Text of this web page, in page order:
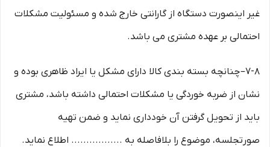
غیر اینصورت دستگاه از گارانتی خارج شده و مسئولیت مشکلات
احتمالی بر عهده مشتری می باشد.
۷-۸– چنانچه بسته بندی کالا دارای مشکل یا ایراد ظاهری بوده و
نشان از ضربه خوردگی یا مشکلات احتمالی داشته باشد، مشتری
باید از تحویل گرفتن آن خودداری نماید و ضمن تهیه
صورتجلسه، موضوع را بلافاصله به ................. اطلاع نماید.